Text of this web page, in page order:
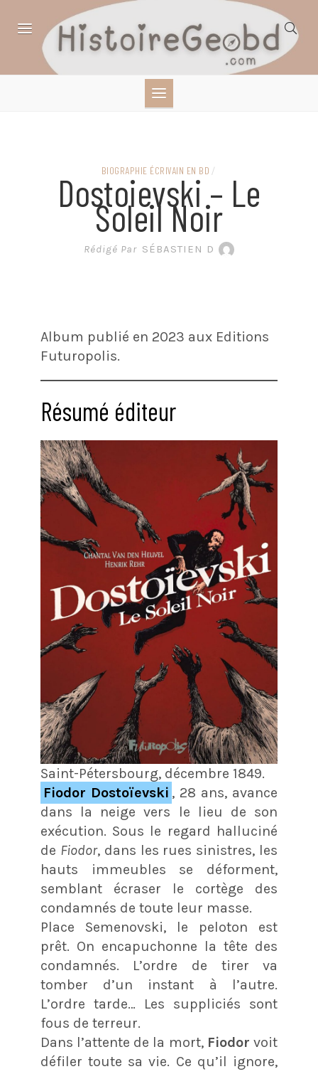
SCIENCES,
LITTÉRATURE EN
BANDE DESSINÉE
BIOGRAPHIE ÉCRIVAIN EN BD /
Dostoievski – Le
Soleil Noir
Rédigé Par SÉBASTIEN D
Album publié en 2023 aux Editions
Futuropolis.
Résumé éditeur
Saint-Pétersbourg, décembre 1849.
Fiodor Dostoïevski , 28 ans, avance
dans la neige vers le lieu de son
exécution. Sous le regard halluciné
de Fiodor, dans les rues sinistres, les
hauts immeubles se déforment,
semblant écraser le cortège des
condamnés de toute leur masse.
Place Semenovski, le peloton est
prêt. On encapuchonne la tête des
condamnés. L’ordre de tirer va
tomber d’un instant à l’autre.
L’ordre tarde… Les suppliciés sont
fous de terreur.
Dans l’attente de la mort, Fiodor voit
défiler toute sa vie. Ce qu’il ignore,